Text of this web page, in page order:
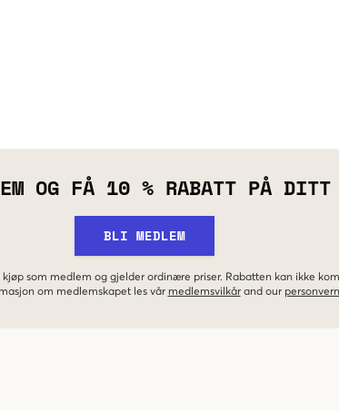
OG FÅ 10 % RABATT PÅ
BLI MEDLEM
som medlem og gjelder ordinære priser. Rabatten kan ikke
om medlemskapet les vår medlemsvilkår and our